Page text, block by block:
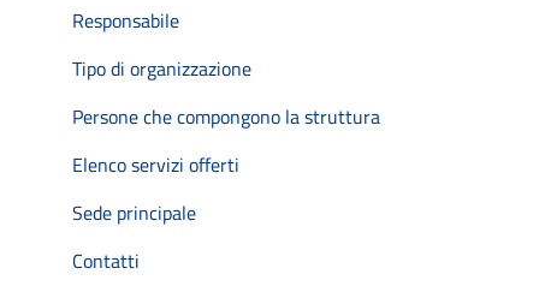
Responsabile
Tipo di organizzazione
Persone che compongono la struttura
Elenco servizi offerti
Sede principale
Contatti